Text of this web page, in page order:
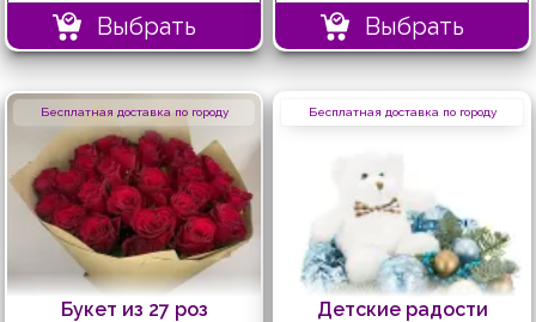
Выбрать Выбрать
Бесплатная доставка по городу
Букет из 27 роз
Бесплатная доставка по городу
Детские радости